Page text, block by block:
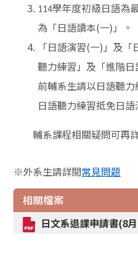
114學年度初級日語為
為「日語讀本(一)」。
「日語演習(一)」及
聽力練習」及「進階日
前輔系生請以日語聽
日語聽力練習抵免日語
輔系課程相關疑問可再
※外系生請詳閱常見問題
相關檔案
日文系退課申請書(8